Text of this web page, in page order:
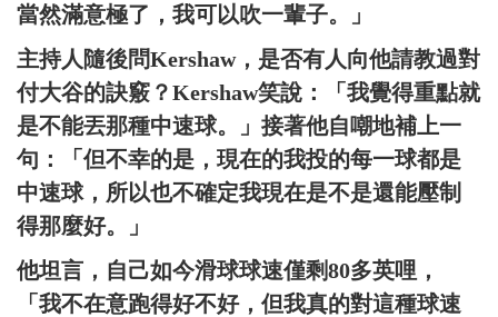
當然滿意極了，我可以吹一輩子。」
主持人隨後問Kershaw，是否有人向他請教過對
付大谷的訣竅？Kershaw笑說：「我覺得重點就
是不能丟那種中速球。」接著他自嘲地補上一
句：「但不幸的是，現在的我投的每一球都是
中速球，所以也不確定我現在是不是還能壓制
得那麼好。」
他坦言，自己如今滑球球速僅剩80多英哩，
「我不在意跑得好不好，但我真的對這種球速